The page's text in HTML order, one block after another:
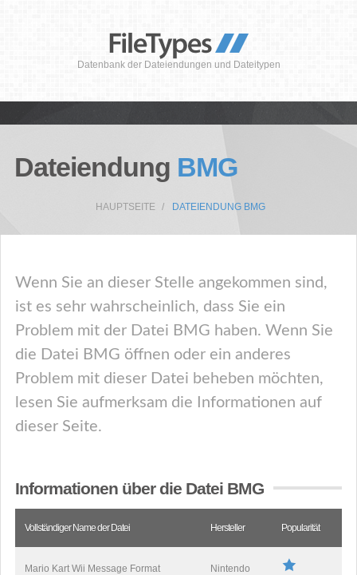
Datenbank der Dateiendungen und Dateitypen
Dateiendung BMG
HAUPTSEITE DATEIENDUNG BMG
Wenn Sie an dieser Stelle angekommen sind,
ist es sehr wahrscheinlich, dass Sie ein
Problem mit der Datei BMG haben. Wenn Sie
die Datei BMG öffnen oder ein anderes
Problem mit dieser Datei beheben möchten,
lesen Sie aufmerksam die Informationen auf
dieser Seite.
Informationen über die Datei BMG
Vollständiger Name der Datei Hersteller Popularität
Mario Kart Wii Message Format Nintendo